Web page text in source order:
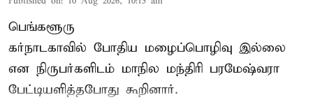
பெங்களூரு
கர்நாடகாவில் போதிய மழைப்பொழிவு இல்லை
என நிருபர்களிடம் மாநில மந்திரி பரமேஷ்வரா
பேட்டியளித்தபோது கூறினார்.